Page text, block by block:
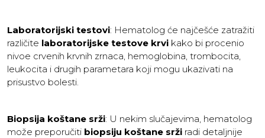
Laboratorijski testovi: Hematolog će najčešće zatražiti
različite laboratorijske testove krvi kako bi procenio
nivoe crvenih krvnih zrnaca, hemoglobina, trombocita,
leukocita i drugih parametara koji mogu ukazivati na
prisustvo bolesti.
Biopsija koštane srži: U nekim slučajevima, hematolog
može preporučiti biopsiju koštane srži radi detaljnije